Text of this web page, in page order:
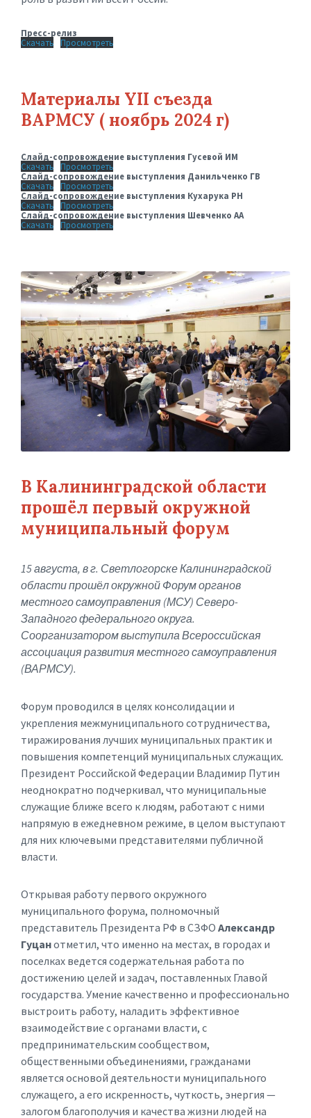
Пресс-релиз
Скачать
Просмотреть
Материалы YII съезда
ВАРМСУ ( ноябрь 2024 г)
Слайд-сопровождение выступления Гусевой ИМ
Скачать
Просмотреть
Слайд-сопровождение выступления Данильченко ГВ
Скачать
Просмотреть
Слайд-сопровождение выступления Кухарука РН
Скачать
Просмотреть
Слайд-сопровождение выступления Шевченко АА
Скачать
Просмотреть
В Калининградской области
прошёл первый окружной
муниципальный форум
15 августа, в г. Светлогорске Калининградской
области прошёлокружной Форум органов
местного самоуправления (МСУ) Северо-
Западного федерального округа.
Соорганизатором выступила Всероссийская
ассоциация развития местного самоуправления
(ВАРМСУ).
Форум проводился в целях консолидации и
укрепления межмуниципального сотрудничества,
тиражирования лучших муниципальных практик и
повышения компетенций муниципальных служащих.
Президент Российской Федерации Владимир Путин
неоднократно подчеркивал, что муниципальные
служащие ближе всего к людям, работают с ними
напрямую в ежедневном режиме, в целом выступают
для них ключевыми представителями публичной
власти.
Открывая работу первого окружного
муниципального форума, полномочный
представитель Президента РФ в СЗФО Александр
Гуцанотметил, что именно на местах, в городах и
поселках ведется содержательная работа по
достижению целей и задач, поставленных Главой
государства. Умение качественно и профессионально
выстроить работу, наладить эффективное
взаимодействие с органами власти, с
предпринимательским сообществом,
общественными объединениями, гражданами
является основой деятельности муниципального
служащего, а его искренность, чуткость, энергия —
залогом благополучия и качества жизни людей на